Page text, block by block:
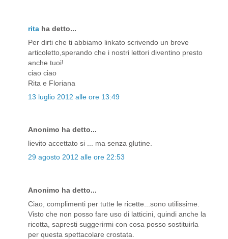
rita ha detto...
Per dirti che ti abbiamo linkato scrivendo un breve
articoletto,sperando che i nostri lettori diventino presto
anche tuoi!
ciao ciao
Rita e Floriana
13 luglio 2012 alle ore 13:49
Anonimo ha detto...
lievito accettato si ... ma senza glutine.
29 agosto 2012 alle ore 22:53
Anonimo ha detto...
Ciao, complimenti per tutte le ricette...sono utilissime.
Visto che non posso fare uso di latticini, quindi anche la
ricotta, sapresti suggerirmi con cosa posso sostituirla
per questa spettacolare crostata.